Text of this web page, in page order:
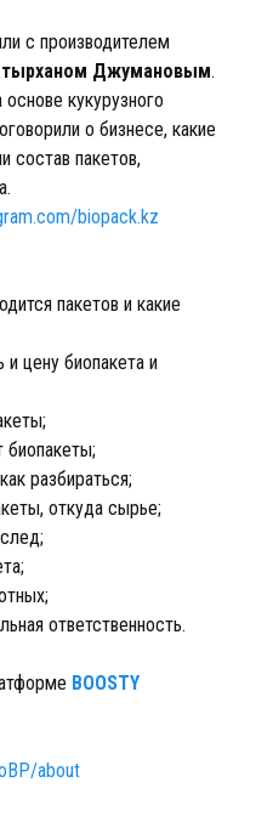
с производителем
Джумановым.
кукурузного
о бизнесе, какие
состав пакетов,
biopack.kz
пакетов и какие
цену биопакета и
биопакеты;
разбираться;
откуда сырье;
ответственность.
BOOSTY
about